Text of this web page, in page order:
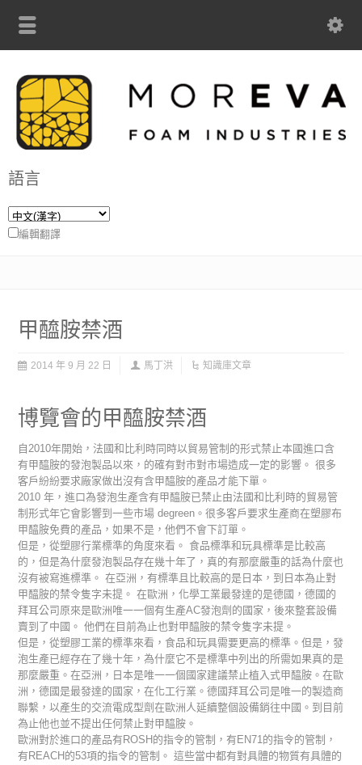
語言
編輯翻譯
甲醯胺禁酒
2014 年 9 月 22 日 馬丁洪 知識庫文章
博覽會的甲醯胺禁酒
自2010年開始，法國和比利時同時以貿易管制的形式禁止本國進口含
有甲醯胺的發泡製品以來，的確有對市對市場造成一定的影響。 很多
客戶紛紛要求廠家做出沒有含甲醯胺的產品才能下單。
2010 年，進口為發泡生產含有甲醯胺已禁止由法國和比利時的貿易管
制形式年它會影響到一些市場 degreen。很多客戶要求生產商在塑膠布
甲醯胺免費的產品，如果不是，他們不會下訂單。
但是，從塑膠行業標準的角度來看。 食品標準和玩具標準是比較高
的，但是為什麼發泡製品存在幾十年了，真的有那麼嚴重的話為什麼也
沒有被寫進標準。 在亞洲，有標準且比較高的是日本，到日本為止對
甲醯胺的禁令隻字未提。 在歐洲，化學工業最發達的是德國，德國的
拜耳公司原來是歐洲唯一一個有生產AC發泡劑的國家，後來整套設備
賣到了中國。 他們在目前為止也對甲醯胺的禁令隻字未提。
但是，從塑膠工業的標準來看，食品和玩具需要更高的標準。但是，發
泡生產已經存在了幾十年，為什麼它不是標準中列出的所需如果真的是
那麼嚴重。在亞洲，日本是唯一一個國家建議禁止植入式甲醯胺。在歐
洲，德國是最發達的國家，在化工行業。德國拜耳公司是唯一的製造商
聯繫，以產生的交流電成型劑在歐洲人延續整個設備銷往中國。到目前
為止他也並不提出任何禁止對甲醯胺。
歐洲對於進口的產品有ROSH的指令的管制，有EN71的指令的管制，
有REACH的53項的指令的管制。 這些當中都有對具體的物質有具體的